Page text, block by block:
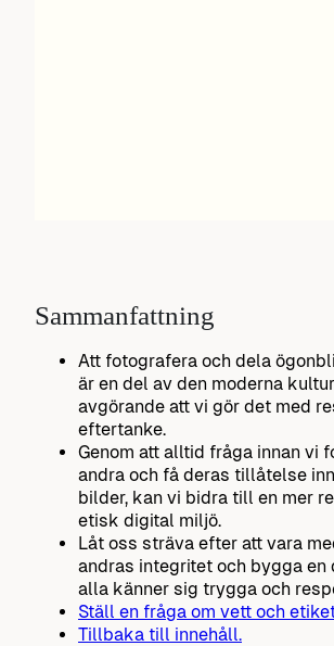
Sammanfattning
Att fotografera och dela
är en del av den moderna
avgörande att vi gör det med
eftertanke.
Genom att alltid fråga innan vi
andra och få deras tillåtelse
bilder, kan vi bidra till en mer
etisk digital miljö.
Låt oss sträva efter att vara
andras integritet och bygga
alla känner sig trygga och
Ställ en fråga om vett och
Tillbaka till innehåll.